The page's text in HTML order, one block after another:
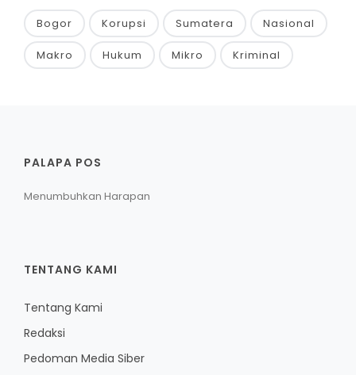
Bogor Korupsi Sumatera Nasional
Makro Hukum Mikro Kriminal
PALAPA POS
Menumbuhkan Harapan
TENTANG KAMI
Tentang Kami
Redaksi
Pedoman Media Siber